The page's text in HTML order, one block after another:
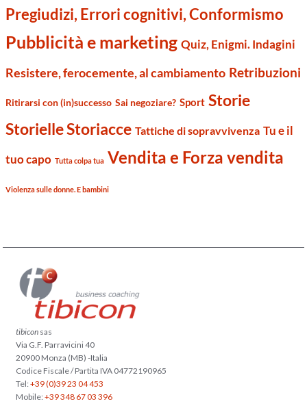
Pregiudizi, Errori cognitivi, Conformismo
Pubblicità e marketing Quiz, Enigmi. Indagini
Resistere, ferocemente, al cambiamento Retribuzioni
Ritirarsi con (in)successo Sai negoziare? Sport Storie
Storielle Storiacce Tattiche di sopravvivenza Tu e il
tuo capo Tutta colpa tua Vendita e Forza vendita
Violenza sulle donne. E bambini
tibicon sas
Via G.F. Parravicini 40
20900 Monza (MB) -Italia
Codice Fiscale / Partita IVA 04772190965
Tel:+39 (0)39 23 04 453
Mobile:+39 348 67 03 396